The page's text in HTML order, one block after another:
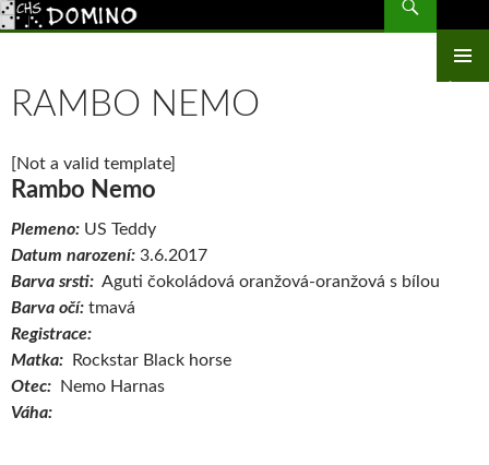
CHS Domino – morčata
PŘEJÍT
WEBU
RAMBO NEMO
[Not a valid template]
Rambo Nemo
Plemeno: US Teddy
Datum narození: 3.6.2017
Barva srsti: Aguti čokoládová oranžová-oranžová s bílou
Barva očí: tmavá
Registrace:
Matka: Rockstar Black horse
Otec: Nemo Harnas
Váha: